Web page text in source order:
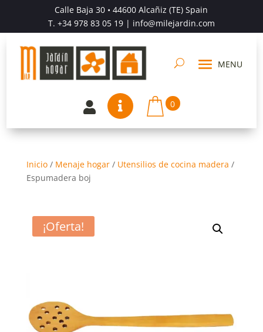
Calle Baja 30 • 44600 Alcañiz (TE) Spain
T. +34 978 83 05 19| info@milejardin.com
  0
Inicio/ Menaje hogar/ Utensilios de cocina madera /
Espumadera boj
¡Oferta!